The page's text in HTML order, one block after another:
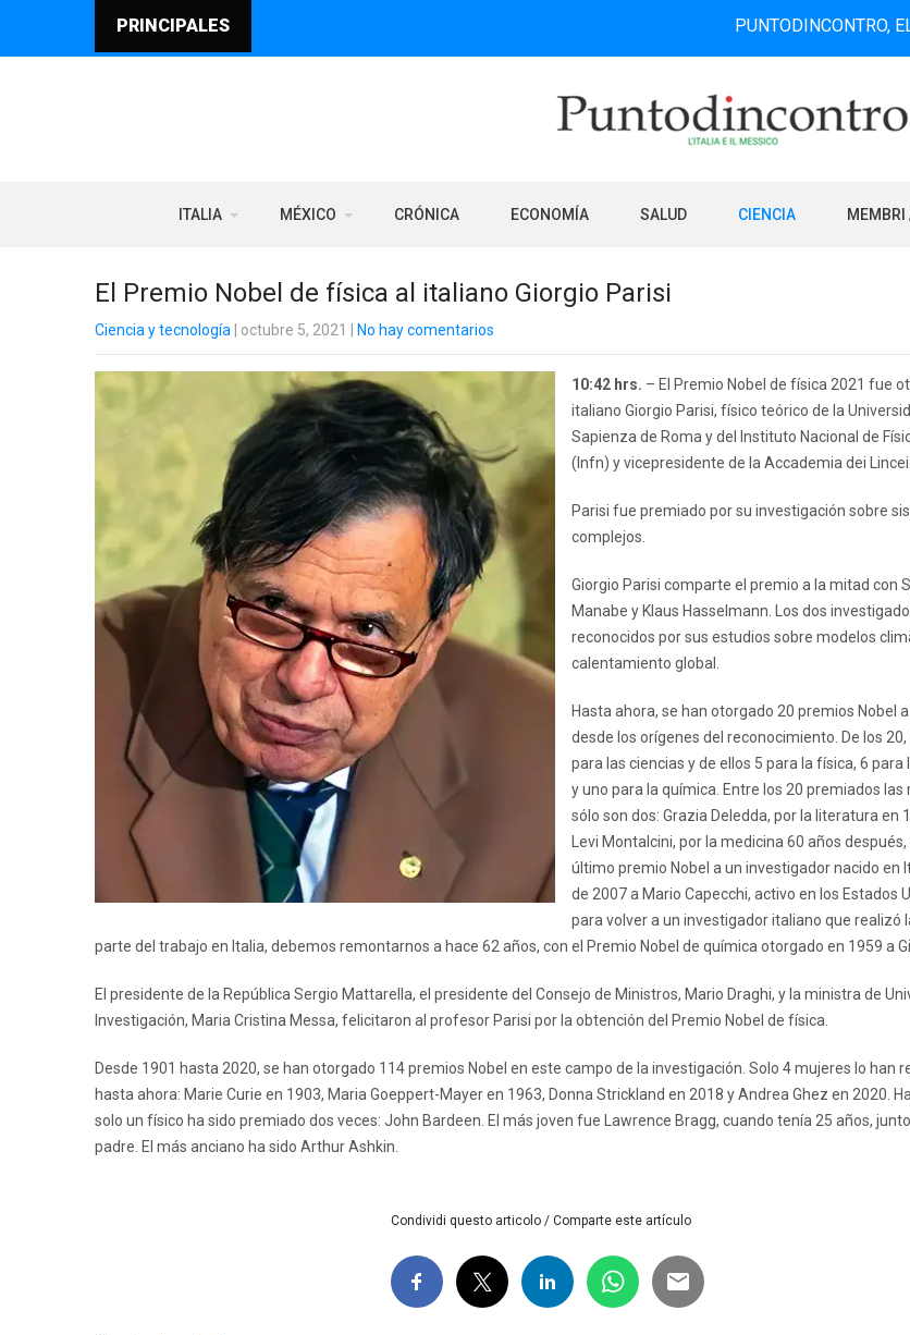
PRINCIPALES PUNTODINCONTRO, EL
ITALIA MÉXICO CRÓNICA ECONOMÍA SALUD CIENCIA
El Premio Nobel de física al italiano Giorgio Parisi
Ciencia y tecnología | octubre 5, 2021 No hay comentarios
10:42 hrs. – El Premio Nobel de física 2021 fue
italiano Giorgio Parisi, físico teórico de la
Sapienza de Roma y del Instituto Nacional de
(Infn) y vicepresidente de la Accademia dei Lincei.
Parisi fue premiado por su investigación sobre
complejos.
Giorgio Parisi comparte el premio a la mitad con
Manabe y Klaus Hasselmann. Los dos
reconocidos por sus estudios sobre modelos
calentamiento global.
Hasta ahora, se han otorgado 20 premios Nobel
desde los orígenes del reconocimiento. De los
para las ciencias y de ellos 5 para la física, 6 para
y uno para la química. Entre los 20 premiados las
sólo son dos: Grazia Deledda, por la literatura en
Levi Montalcini, por la medicina 60 años después,
último premio Nobel a un investigador nacido en
de 2007 a Mario Capecchi, activo en los Estados
para volver a un investigador italiano que realizó
parte del trabajo en Italia, debemos remontarnos a hace 62 años, con el Premio Nobel de química otorgado en 1959 a
El presidente de la República Sergio Mattarella, el presidente del Consejo de Ministros, Mario Draghi, y la ministra de
Investigación, Maria Cristina Messa, felicitaron al profesor Parisi por la obtención del Premio Nobel de física.
Desde 1901 hasta 2020, se han otorgado 114 premios Nobel en este campo de la investigación. Solo 4 mujeres lo han
hasta ahora: Marie Curie en 1903, Maria Goeppert-Mayer en 1963, Donna Strickland en 2018 y Andrea Ghez en 2020.
solo un físico ha sido premiado dos veces: John Bardeen. El más joven fue Lawrence Bragg, cuando tenía 25 años,
padre. El más anciano ha sido Arthur Ashkin.
Condividi questo articolo / Comparte este artículo